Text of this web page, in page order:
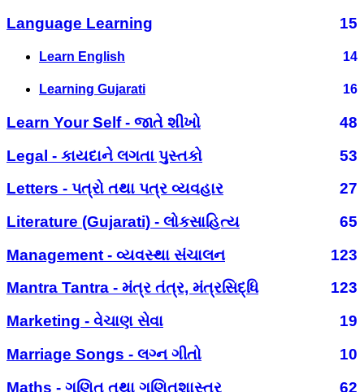
Language Learning
15
Learn English 14
Learning Gujarati 16
Learn Your Self - જાતે શીખો
48
Legal - કાયદાને લગતા પુસ્તકો
53
Letters - પત્રો તથા પત્ર વ્યવહાર
27
Literature (Gujarati) - લોકસાહિત્ય
65
Management - વ્યવસ્થા સંચાલન
123
Mantra Tantra - મંત્ર તંત્ર, મંત્રસિદ્ધિ
123
Marketing - વેચાણ સેવા
19
Marriage Songs - લગ્ન ગીતો
10
Maths - ગણિત તથા ગણિતશાસ્ત્ર
62